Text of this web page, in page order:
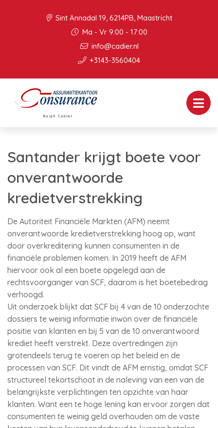
Sint Annadal 19, 6214PB, Maastricht
Ma - Vr 9:00 - 17:00
info@cadier.nl
+3143-3560404
Santander krijgt boete voor
onverantwoorde
kredietverstrekking
De Autoriteit Financiële Markten (AFM) neemt
onverantwoorde kredietverstrekking hoog op, want
door overkreditering kunnen consumenten in de
financiële problemen komen. In 2019 heeft de AFM
hiervoor ook al een boete opgelegd aan de
rechtsvoorganger van SCF, daarom is het boetebedrag
verhoogd.
Uit onderzoek blijkt dat SCF bij 4 van de 10 onderzochte
dossiers te weinig informatie inwon over de financiële
positie van klanten en bij 5 van de 10 onverantwoord
krediet heeft verstrekt. Deze overtredingen zijn
grotendeels terug te voeren op het beleid en de
processen van SCF. Dit vindt de AFM ernstig, omdat SCF
structureel tekortschoot in de naleving van een van de
belangrijkste verplichtingen ten opzichte van haar
klanten. Want een te hoge lening kan ervoor zorgen dat
consumenten te weinig geld overhouden om de vaste